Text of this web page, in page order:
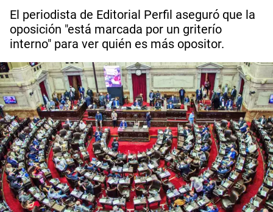
El periodista de Editorial Perfil aseguró que la
oposición "está marcada por un griterío
interno" para ver quién es más opositor.